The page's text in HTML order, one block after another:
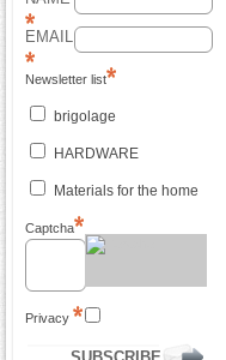
EMAIL
Newsletter list
brigolage
HARDWARE
Materials for the home
Captcha
Privacy